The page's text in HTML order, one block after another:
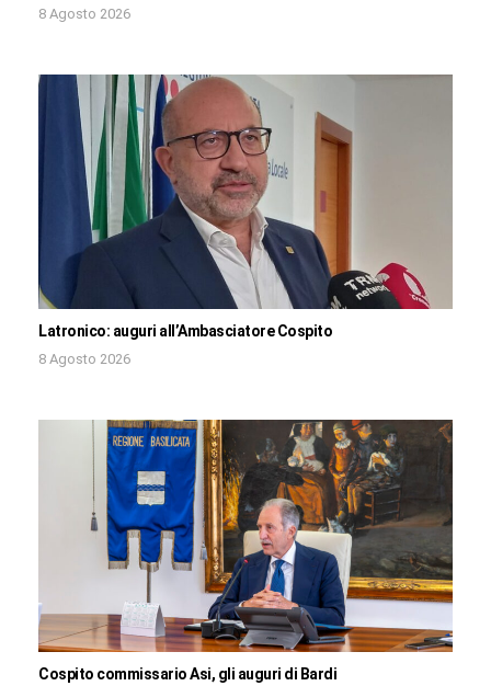
8 Agosto 2026
Latronico: auguri all’Ambasciatore Cospito
8 Agosto 2026
Cospito commissario Asi, gli auguri di Bardi